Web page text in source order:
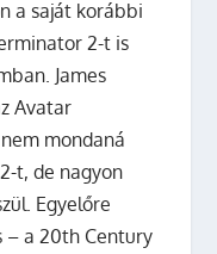
a saját korábbi
2-t is
James
Avatar
mondaná
t, de nagyon
Egyelőre
– a 20th Century